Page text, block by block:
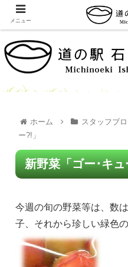
ホーム スタッフブ
ー?!」
新野菜「ゴー･キ
今週の旬の野菜等は、数
子、それから珍しい緑色
メニュー